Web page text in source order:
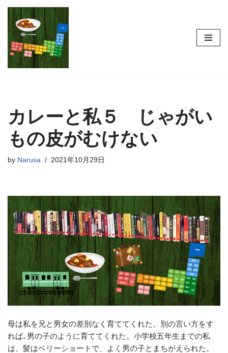
コ
ン
テ
ン
キ
ッ
プ
カレーと私５ じゃがい
もの皮がむけない
by Narusa 2021年10月29日
母は私を兄と男女の差別なく育ててくれた。別の言い方をす
れば､男の子のように育ててくれた。小学校五年生までの私
は、髪はベリーショートで、よく男の子とまちがえられた。